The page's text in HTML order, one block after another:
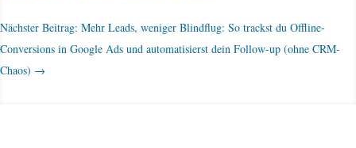
Nächster Beitrag: Mehr Leads, weniger Blindflug: So trackst du Offline-
Conversions in Google Ads und automatisierst dein Follow-up (ohne CRM-
Chaos) →